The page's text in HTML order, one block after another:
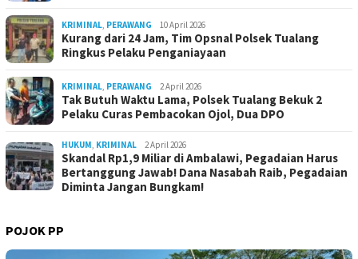
KRIMINAL, PERAWANG 10 April 2026
Kurang dari 24 Jam, Tim Opsnal Polsek Tualang
Ringkus Pelaku Penganiayaan
KRIMINAL, PERAWANG 2 April 2026
Tak Butuh Waktu Lama, Polsek Tualang Bekuk 2
Pelaku Curas Pembacokan Ojol, Dua DPO
HUKUM, KRIMINAL 2 April 2026
Skandal Rp1,9 Miliar di Ambalawi, Pegadaian Harus
Bertanggung Jawab! Dana Nasabah Raib, Pegadaian
Diminta Jangan Bungkam!
POJOK PP